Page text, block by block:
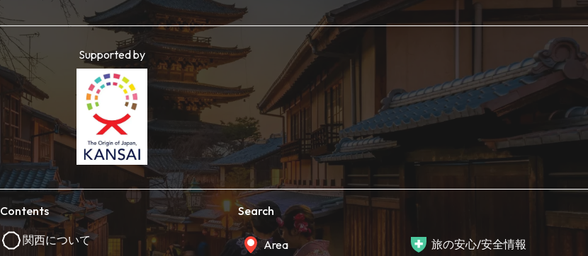
Supported by
Contents
関西について
Search
Area
旅の安心/安全情報